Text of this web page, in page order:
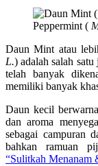
Peppermint (
Daun Mint atau
L.) adalah salah
telah banyak
memiliki banyak
Daun kecil
dan aroma
sebagai campuran
bahkan ramuan
“Sulitkah Menanam